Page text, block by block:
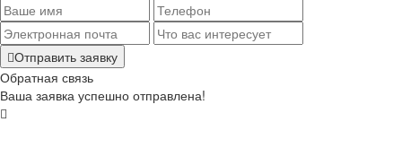
Отправить заявку
Обратная связь
Ваша заявка успешно отправлена!